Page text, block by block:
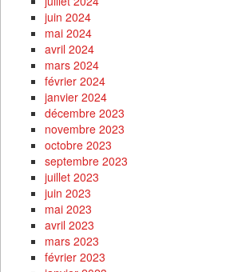
juin 2024
mai 2024
avril 2024
mars 2024
février 2024
janvier 2024
décembre 2023
novembre 2023
octobre 2023
septembre 2023
juillet 2023
juin 2023
mai 2023
avril 2023
mars 2023
février 2023